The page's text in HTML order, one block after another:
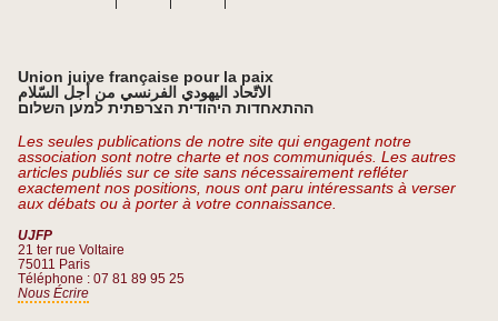
Union juive française pour la paix
الاتّحاد اليهودي الفرنسي من أجل السّلام
ההתאחדות היהודית הצרפתית למען השלום
Les seules publications de notre site qui engagent notre
association sont notre charte et nos communiqués. Les autres
articles publiés sur ce site sans nécessairement refléter
exactement nos positions, nous ont paru intéressants à verser
aux débats ou à porter à votre connaissance.
UJFP
21 ter rue Voltaire
75011 Paris
Téléphone : 07 81 89 95 25
Nous Écrire